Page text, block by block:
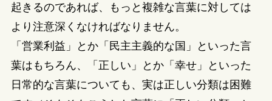
起きるのであれば、もっと複雑な言葉に対しては
より注意深くなければなりません。
「営業利益」とか「民主主義的な国」といった言
葉はもちろん、「正しい」とか「幸せ」といった
日常的な言葉についても、実は正しい分類は困難